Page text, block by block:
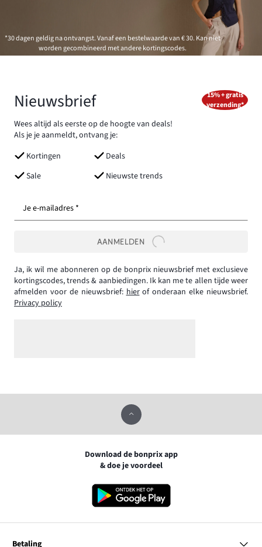
*30 dagen geldig na ontvangst. Vanaf een bestelwaarde van € 30. Kan niet
worden gecombineerd met andere kortingscodes.
Nieuwsbrief
Wees altijd als eerste op de hoogte van deals!
Als je je aanmeldt, ontvang je:
Kortingen
Deals
Sale
Nieuwste trends
15% + gratis
verzending*
Je e-mailadres *
AANMELDEN
Ja, ik wil me abonneren op de bonprix nieuwsbrief met exclusieve
kortingscodes, trends & aanbiedingen. Ik kan me te allen tijde weer
afmelden voor de nieuwsbrief:hierof onderaan elke nieuwsbrief.
Privacy policy
Download de bonprix app
& doe je voordeel
Betaling